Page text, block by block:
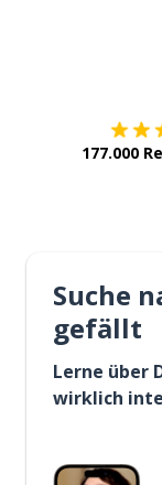
177.000
Suche
gefällt
Lerne über
wirklich